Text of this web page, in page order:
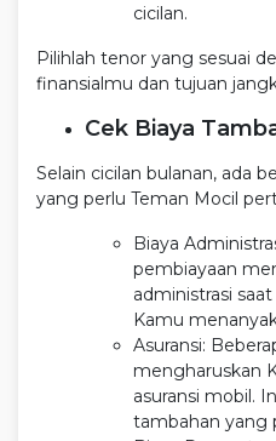
cicilan.
Pilihlah tenor yang sesuai
finansialmu dan tujuan
Cek Biaya
Selain cicilan bulanan, ada
yang perlu Teman Mocil
Biaya
pembiayaan
administrasi
Kamu
Asuransi:
mengharuskan
asuransi mobil.
tambahan yang